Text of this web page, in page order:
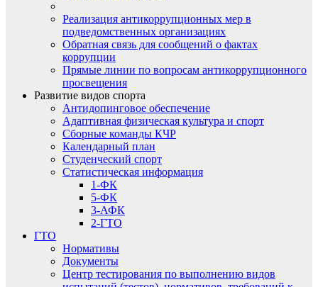
Реализация антикоррупционных мер в
подведомственных организациях
Обратная связь для сообщений о фактах
коррупции
Прямые линии по вопросам антикоррупционного
просвещения
Развитие видов спорта
Антидопинговое обеспечение
Адаптивная физическая культура и спорт
Сборные команды КЧР
Календарный план
Студенческий спорт
Статистическая информация
1-ФК
5-ФК
3-АФК
2-ГТО
ГТО
Нормативы
Документы
Центр тестирования по выполнению видов